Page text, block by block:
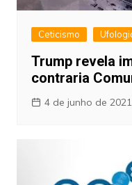
Ceticismo
Trump revela
contraria
4 de junho de 2021